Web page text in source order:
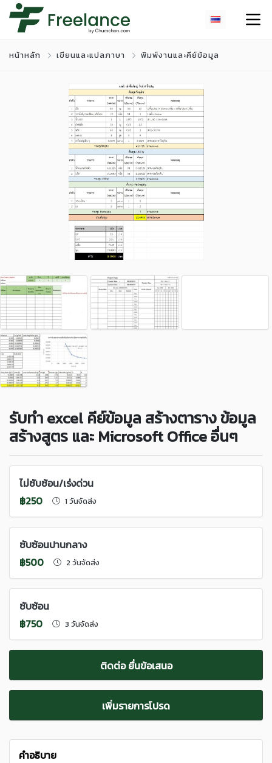
หน้าหลัก เขียนและแปลภาษา พิมพ์งานและคีย์ข้อมูล
รับทำ excel คีย์ข้อมูล สร้างตาราง ข้อมูล
สร้างสูตร และ Microsoft Office อื่นๆ
ไม่ซับซ้อน/เร่งด่วน
฿250
1 วันจัดส่ง
ซับซ้อนปานกลาง
฿500
2 วันจัดส่ง
ซับซ้อน
฿750
3 วันจัดส่ง
ติดต่อ ยื่นข้อเสนอ
เพิ่มรายการโปรด
คำอธิบาย